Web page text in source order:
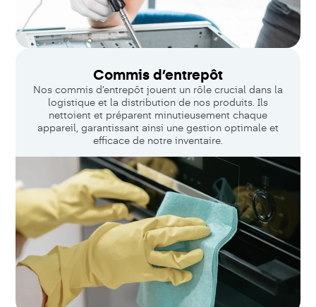
Commis d’entrepôt
Nos commis d’entrepôt jouent un rôle crucial dans la
logistique et la distribution de nos produits. Ils
nettoient et préparent minutieusement chaque
appareil, garantissant ainsi une gestion optimale et
efficace de notre inventaire.